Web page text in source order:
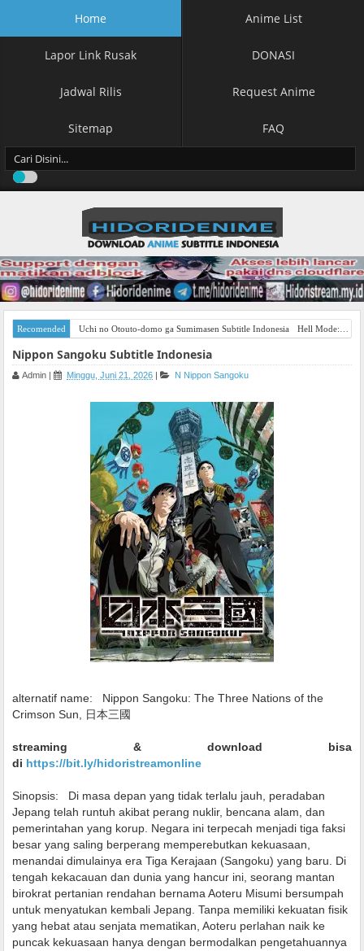
Home Anime List
Lapor Link Rusak DONASI
Jadwal Rilis Request Anime
Sitemap FAQ
Recomended Uchi no Otouto-domo ga Sumimasen Subtitle Indonesia Hell Mode: Yarikomizuki no Gamer wa Hai Settei no Isekai de Musou suru Season 2 Subtitle Indonesia
Nippon Sangoku Subtitle Indonesia
Admin | Minggu, Juni 21, 2026 | N Nippon Sangoku
alternatif name:
Nippon Sangoku: The Three Nations of the
Crimson Sun, 日本三國
streaming & download bisa
di https://bit.ly/hidoristreamonline
Sinopsis:
Di masa depan yang tidak terlalu jauh, peradaban
Jepang telah runtuh akibat perang nuklir, bencana alam, dan
pemerintahan yang korup. Negara ini terpecah menjadi tiga faksi
besar yang saling berperang memperebutkan kekuasaan,
menandai dimulainya era Tiga Kerajaan (Sangoku) yang baru. Di
tengah kekacauan dan dunia yang hancur ini, seorang mantan
birokrat pertanian rendahan bernama Aoteru Misumi bersumpah
untuk menyatukan kembali Jepang. Tanpa memiliki kekuatan fisik
yang hebat atau senjata mematikan, Aoteru perlahan naik ke
puncak kekuasaan hanya dengan bermodalkan pengetahuannya